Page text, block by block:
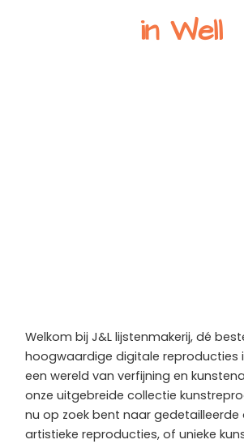
in Well
Welkom bij J&L lijstenmakerij, dé
hoogwaardige digitale reproducties
een wereld van verfijning en
onze uitgebreide collectie
nu op zoek bent naar gedetailleerde
artistieke reproducties, of unieke